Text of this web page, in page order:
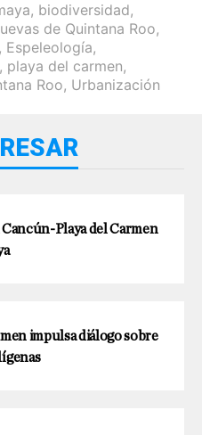
, biodiversidad,
de Quintana Roo,
, Espeleología,
, playa del carmen,
Roo, Urbanización
Playa del Carmen
impulsa diálogo sobre